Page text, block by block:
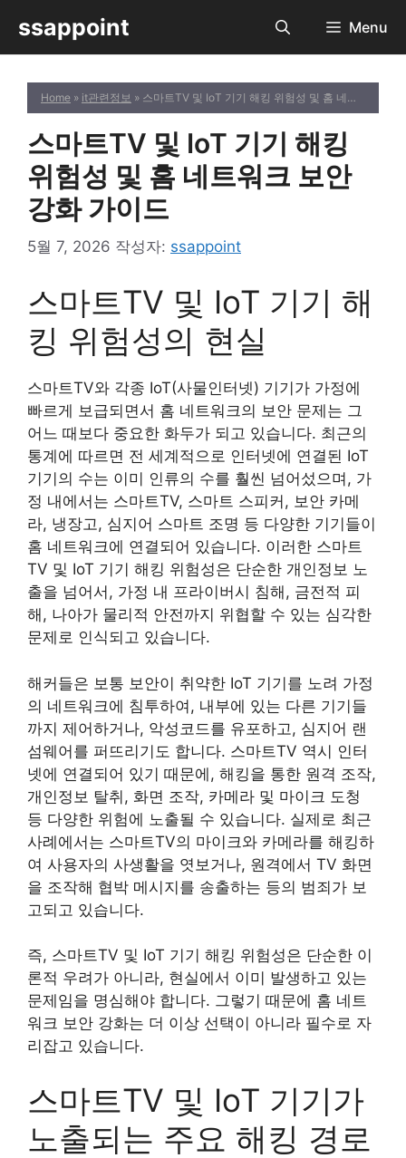
츠
ssappoint Menu
Home » it관련정보 » 스마트TV 및 IoT 기기 해킹 위험성 및 홈 네트워크 보안 강화 가이드
스마트TV 및 IoT 기기 해킹
위험성 및 홈 네트워크 보안
강화 가이드
5월 7, 2026 작성자: ssappoint
스마트TV 및 IoT 기기 해
킹 위험성의 현실
스마트TV와 각종 IoT(사물인터넷) 기기가 가정에
빠르게 보급되면서 홈 네트워크의 보안 문제는 그
어느 때보다 중요한 화두가 되고 있습니다. 최근의
통계에 따르면 전 세계적으로 인터넷에 연결된 IoT
기기의 수는 이미 인류의 수를 훨씬 넘어섰으며, 가
정 내에서는 스마트TV, 스마트 스피커, 보안 카메
라, 냉장고, 심지어 스마트 조명 등 다양한 기기들이
홈 네트워크에 연결되어 있습니다. 이러한 스마트
TV 및 IoT 기기 해킹 위험성은 단순한 개인정보 노
출을 넘어서, 가정 내 프라이버시 침해, 금전적 피
해, 나아가 물리적 안전까지 위협할 수 있는 심각한
문제로 인식되고 있습니다.
해커들은 보통 보안이 취약한 IoT 기기를 노려 가정
의 네트워크에 침투하여, 내부에 있는 다른 기기들
까지 제어하거나, 악성코드를 유포하고, 심지어 랜
섬웨어를 퍼뜨리기도 합니다. 스마트TV 역시 인터
넷에 연결되어 있기 때문에, 해킹을 통한 원격 조작,
개인정보 탈취, 화면 조작, 카메라 및 마이크 도청
등 다양한 위험에 노출될 수 있습니다. 실제로 최근
사례에서는 스마트TV의 마이크와 카메라를 해킹하
여 사용자의 사생활을 엿보거나, 원격에서 TV 화면
을 조작해 협박 메시지를 송출하는 등의 범죄가 보
고되고 있습니다.
즉, 스마트TV 및 IoT 기기 해킹 위험성은 단순한 이
론적 우려가 아니라, 현실에서 이미 발생하고 있는
문제임을 명심해야 합니다. 그렇기 때문에 홈 네트
워크 보안 강화는 더 이상 선택이 아니라 필수로 자
리잡고 있습니다.
스마트TV 및 IoT 기기가
노출되는 주요 해킹 경로